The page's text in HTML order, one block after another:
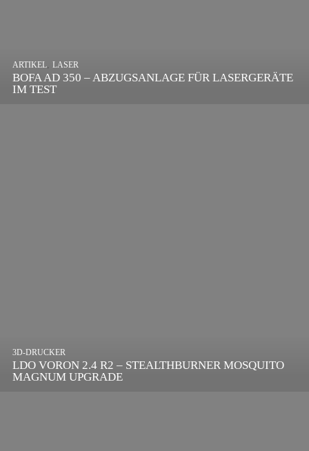
BOFA AD 350 – ABZUGSANLAGE FÜR LASERGERÄTE
IM TEST
ARTIKEL, LASER
DIE BEDEUTENDSTEN SCHRITTE ZUR
ERFOLGREICHEN MARKENBILDUNG IN DER
DIGITALEN ÄRA
LDO VORON 2.4 R2 – STEALTHBURNER MOSQUITO
MAGNUM UPGRADE
3D-DRUCKER